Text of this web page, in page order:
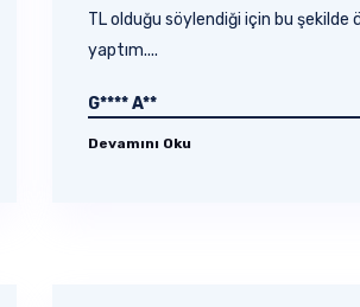
TL olduğu söylendiği için bu şekilde
yaptım....
G**** A**
Devamını Oku